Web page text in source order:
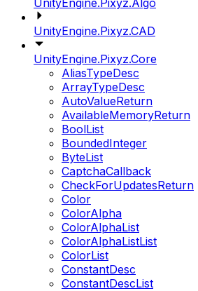
UnityEngine.Pixyz.Algo
UnityEngine.Pixyz.CAD
UnityEngine.Pixyz.Core
AliasTypeDesc
ArrayTypeDesc
AutoValueReturn
AvailableMemoryReturn
BoolList
BoundedInteger
ByteList
CaptchaCallback
CheckForUpdatesReturn
Color
ColorAlpha
ColorAlphaList
ColorAlphaListList
ColorList
ConstantDesc
ConstantDescList